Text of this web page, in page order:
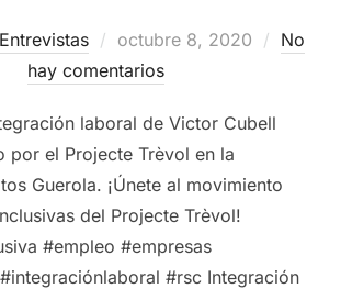
Entrevistas
Publicado
el
octubre 8, 2020
No
hay comentarios
laboral de Victor Cubell
por el Projecte Trèvol en la
Guerola. ¡Únete al movimiento
del Projecte Trèvol!
#empleo #empresas
#rsc Integración